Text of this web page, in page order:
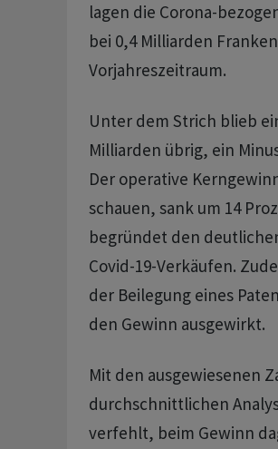
lagen die Corona-
bei 0,4 Milliarden
Vorjahreszeitraum.
Unter dem Strich blieb
Milliarden übrig, ein
Der operative
schauen, sank um 14
begründet den
Covid-19-Verkäufen.
der Beilegung eines
den Gewinn ausgewirkt.
Mit den ausgewiesenen
durchschnittlichen
verfehlt, beim Gewinn